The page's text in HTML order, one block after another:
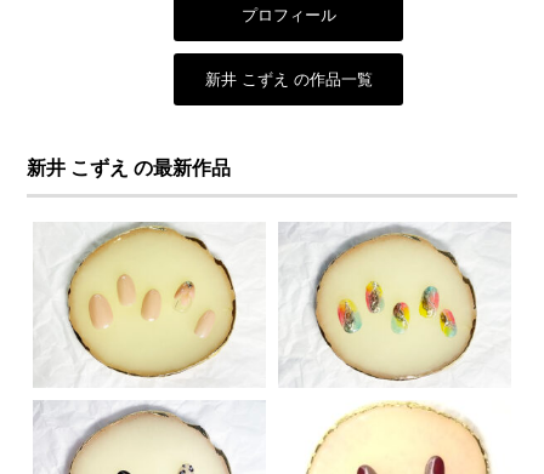
プロフィール
新井 こずえ の作品一覧
新井 こずえ の最新作品